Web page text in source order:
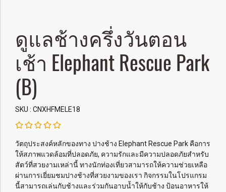
ดูแลช้างครึ่งวันตอน
เช้า Elephant Rescue Park
(B)
SKU : CNXHFMELE18
วัตถุประสงค์หลักของทาง ปางช้าง Elephant Rescue Park คือการ
ให้สภาพแวดล้อมที่ปลอดภัย, ความรักและมีความปลอดภัยสำหรับ
สัตว์ที่สวยงามเหล่านี้ ทางนักท่องเที่ยวสามารถให้ความช่วยเหลือ
ผ่านการเยี่ยมชมปางช้างที่สวยงามของเรา กิจกรรมในโปรแกรม
นี้สามารถเล่นกับช้างและร่วมกันอาบน้ำให้กับช้าง ป้อนอาหารให้